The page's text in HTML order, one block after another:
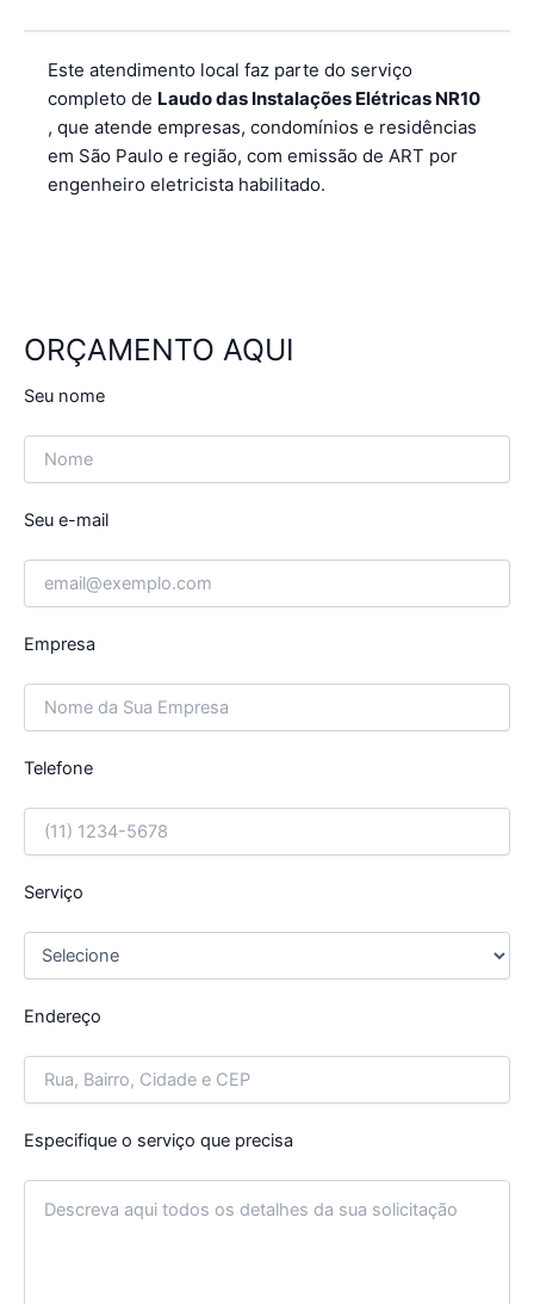
Este atendimento local faz parte do serviço
completo de Laudo das Instalações Elétricas NR10
, que atende empresas, condomínios e residências
em São Paulo e região, com emissão de ART por
engenheiro eletricista habilitado.
ORÇAMENTO AQUI
Seu nome
Seu e-mail
Empresa
Telefone
Serviço
Endereço
Especifique o serviço que precisa